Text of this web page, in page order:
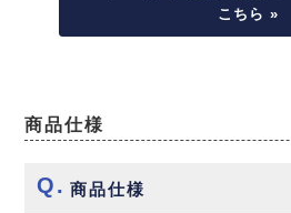
こちら »
商品仕様
商品仕様